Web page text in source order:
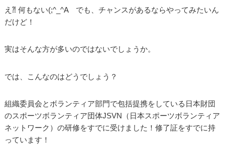
え⁈ 何もない(;^_^A でも、チャンスがあるならやってみたいん
だけど！
実はそんな方が多いのではないでしょうか。
では、こんなのはどうでしょう？
組織委員会とボランティア部門で包括提携をしている日本財団
のスポーツボランティア団体JSVN（日本スポーツボランティア
ネットワーク）の研修をすでに受けました！修了証をすでに持
っています！